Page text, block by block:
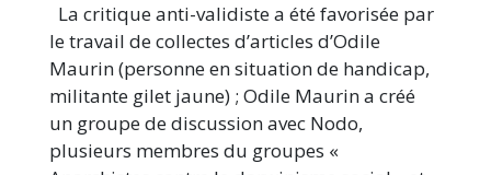
La critique anti-validiste a été favorisée par
le travail de collectes d’articles d’Odile
Maurin (personne en situation de handicap,
militante gilet jaune) ; Odile Maurin a créé
un groupe de discussion avec Nodo,
plusieurs membres du groupes «